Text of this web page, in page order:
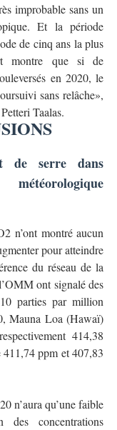
improbable sans un
Et la période
de cinq ans la plus
montre que si de
en 2020, le
sans relâche»,
Taalas.
de serre dans
n’ont montré aucun
pour atteindre
du réseau de la
ont signalé des
parties par million
Mauna Loa (Hawaï)
414,38
ppm et 407,83
n’aura qu’une faible
des concentrations